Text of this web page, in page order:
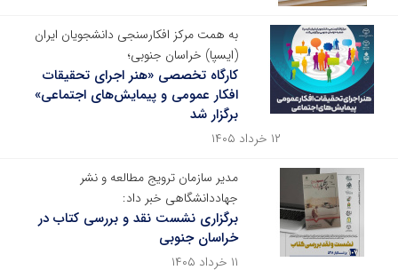
به همت مرکز افکارسنجی دانشجویان ایران
(ایسپا) خراسان جنوبی؛
کارگاه تخصصی «هنر اجرای تحقیقات
افکار عمومی و پیمایش‌های اجتماعی»
برگزار شد
۱۲ خرداد ۱۴۰۵
مدیر سازمان ترویج مطالعه و نشر
جهاددانشگاهی خبر داد:
برگزاری نشست نقد و بررسی کتاب در
خراسان جنوبی
۱۱ خرداد ۱۴۰۵